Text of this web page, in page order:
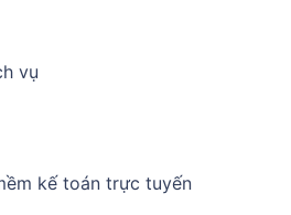
vụ
kế toán trực tuyến